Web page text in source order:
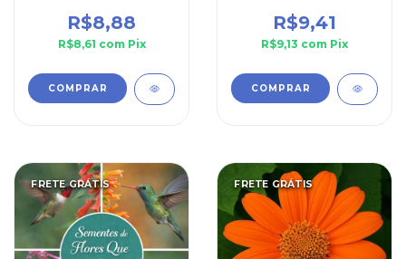
R$8,88
R$8,61 com Pix
R$9,41
R$9,13 com Pix
FRETE GRÁTIS FRETE GRÁTIS